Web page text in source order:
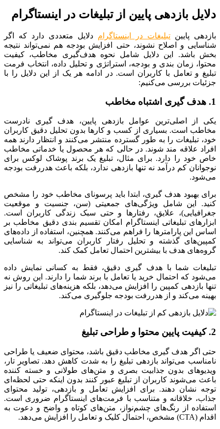
دلایل بازدهی پایین از تبلیغات در اینستاگرام
بازدهی پایین تبلیغات در اینستاگرام دلایل متعددی دارد که اگر
شناسایی و اصلاح نشوند، حتی افزایش بودجه هم نمی‌تواند نتیجه
‌بخش باشد. این دلایل شامل نحوه هدف‌گیری مخاطب، کیفیت
محتوا، زمان ‌بندی و بودجه، استراتژی و تحلیل داده، انتخاب فرمت
تبلیغ و تعامل با کاربران است. در ادامه هر یک از این دلایل را با
جزئیات بررسی می‌کنیم:
1. هدف ‌گیری اشتباه مخاطب
یکی از اصلی‌ترین عوامل بازدهی پایین، هدف‌ گیری نادرست
مخاطب است. بسیاری از کسب ‌و کارها بدون تحلیل دقیق کاربران
خود، تبلیغات را به ‌طور گسترده منتشر می‌کنند و انتظار دارند همه
افراد علاقه ‌مند شوند. در حالی که هر محصول یا خدماتی مخاطب
خاص خود را دارد. برای مثال، تبلیغ یک برند پوشاک لوکس برای
نوجوانان کم ‌درآمد نه تنها بازدهی ندارد، بلکه باعث هدررفت بودجه
می‌شود.
برای بهبود هدف ‌گیری، ابتدا باید پرسونای مخاطب خود را مشخص
کنید. این شامل ویژگی‌های جمعیتی (سن، جنسیت و موقعیت
جغرافیایی)، علایق، رفتارها و حتی سبک زندگی کاربران است.
ابزارهای تبلیغاتی اینستاگرام امکان تقسیم‌ بندی دقیق مخاطب بر
اساس این پارامترها را فراهم می‌کنند. همچنین، استفاده از داده‌های
کمپین‌های گذشته و تحلیل رفتار کاربران می‌تواند به شناسایی
گروه‌های هدف با بیشترین احتمال تعامل کمک کند.
تبلیغات شما با هدف ‌گیری دقیق، فقط به کسانی نمایش داده
می‌شود که احتمال خرید یا تعامل با برند شما را دارند. این روش نه
تنها بازدهی کمپین را افزایش می‌دهد، بلکه هزینه‌های تبلیغاتی را نیز
بهینه می‌کند و از هدررفت بودجه جلوگیری می‌کند.
2. کیفیت پایین محتوا و طراحی تبلیغ
حتی اگر هدف ‌گیری مخاطب دقیق باشد، محتوای ضعیف یا طراحی
نامناسب می‌تواند بازدهی تبلیغ را به شدت کاهش دهد. تصاویر تار،
ویدیوهای بدون جذابیت بصری و متن‌های طولانی و خسته ‌کننده
باعث می‌شوند کاربران از تبلیغ عبور کنند بدون اینکه حتی لحظه‌ای
توجه نشان دهند. برای افزایش تعامل و بازدهی، تولید محتوای
جذاب، خلاقانه و متناسب با فرمت‌های اینستاگرام ضروری است.
استفاده از رنگ‌های چشم‌نواز، متن‌های کوتاه و واضح و دعوت به
اقدام (CTA) مشخص، احتمال کلیک و تعامل را افزایش می‌دهد.